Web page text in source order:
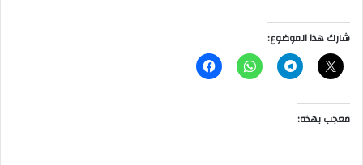
شارك هذا الموضوع:
معجب بهذه: